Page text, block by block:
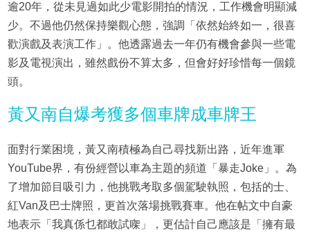
逾20年，從未見過如此少電影開拍的情況，工作機會明顯減
少。不過他仍然保持樂觀心態，強調「依然始終如一，很喜
歡演戲及表演工作」。他透露過去一年仍有機會參與一些電
影及電視演出，雖然戲份不算太多，但會好好珍惜每一個鏡
頭。
黃又南自爆考獲多個車牌成車牌王
面對行業困境，黃又南積極為自己尋找新出路，近年進軍
YouTube界，有份經營以車為主題的頻道「暴走Joke」。為
了增加節目吸引力，他挑戰考取多個駕駛執照，包括的士、
紅Van及巴士牌照，更首次落場挑戰賽車。他在帖文中自豪
地表示「我真係乜都敢試㗎」，更估計自己應該是「擁有最